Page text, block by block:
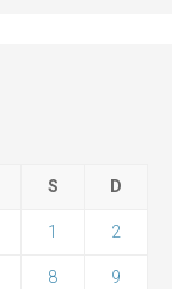
S D
1 2
8 9